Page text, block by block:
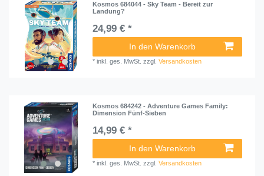
Kosmos 684044 - Sky Team - Bereit zur
Landung?
24,99 € *
In den Warenkorb
*inkl. ges. MwSt. zzgl.Versandkosten
Kosmos 684242 - Adventure Games Family:
Dimension Fünf-Sieben
14,99 € *
In den Warenkorb
*inkl. ges. MwSt. zzgl.Versandkosten